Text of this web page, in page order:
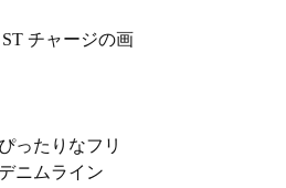
チャージの画
ったりなフリ
ニムライン